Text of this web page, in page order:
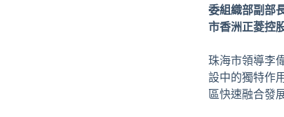
委組織部副部
市香洲正菱控
珠海市領導李
設中的獨特作
區快速融合發